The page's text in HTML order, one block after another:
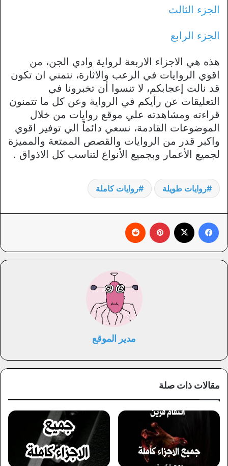
الجزء الثالث
الجزء الرابع
هذه هي الاجزاء الاربعة لرواية وادي الجن، من
اقوي الروايات في الرعب والاثارة، نتمني ان تكون
قد نالت إعجابكم، لا تنسوا أن تخبرونا في
التعليقات عن رأيكم في الرواية وعن كل ما تتمنون
قراءته ومشاهدته علي موقع روايات من خلال
الموضوعات القادمة، نسعي دائماً الي توفير اقوي
واكبر قدر من الروايات والقصص الممتعة والمميزة
لجميع الأعمار وبجميع الأنواع لتناسب كل الاذواق .
روايات طويلة روايات كاملة
مدير الموقع
مقالات ذات صلة